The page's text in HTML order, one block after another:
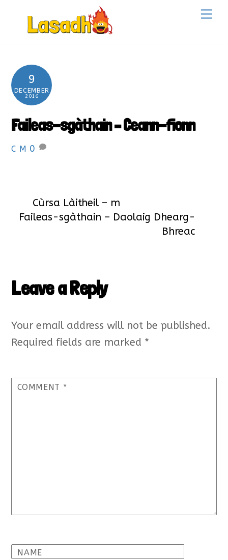
9
DECEMBER
2016
Faileas-sgàthain – Ceann-fionn
C M 0
Cùrsa Làitheil – m
Faileas-sgàthain – Daolaig Dhearg-
Bhreac
Leave a Reply
Your email address will not be published.
Required fields are marked *
COMMENT *
NAME